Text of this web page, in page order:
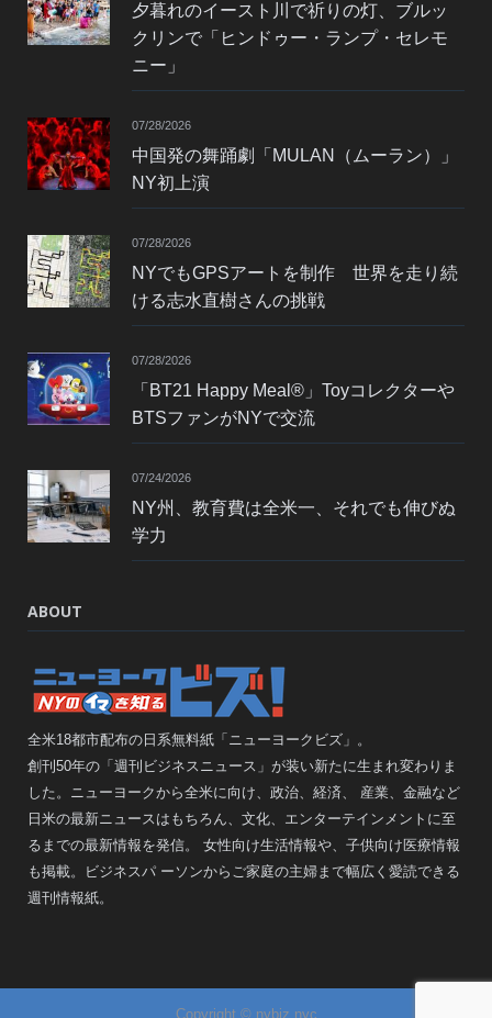
夕暮れのイースト川で祈りの灯、ブルッ
クリンで「ヒンドゥー・ランプ・セレモ
ニー」
07/28/2026
中国発の舞踊劇「MULAN（ムーラン）」
NY初上演
07/28/2026
NYでもGPSアートを制作 世界を走り続
ける志水直樹さんの挑戦
07/28/2026
「BT21 Happy Meal®」Toyコレクターや
BTSファンがNYで交流
07/24/2026
NY州、教育費は全米一、それでも伸びぬ
学力
ABOUT
全米18都市配布の日系無料紙「ニューヨークビズ」。
創刊50年の「週刊ビジネスニュース」が装い新たに生まれ変わりま
した。ニューヨークから全米に向け、政治、経済、 産業、金融など
日米の最新ニュースはもちろん、文化、エンターテインメントに至
るまでの最新情報を発信。 女性向け生活情報や、子供向け医療情報
も掲載。ビジネスパ ーソンからご家庭の主婦まで幅広く愛読できる
週刊情報紙。
Copyright © nybiz.nyc